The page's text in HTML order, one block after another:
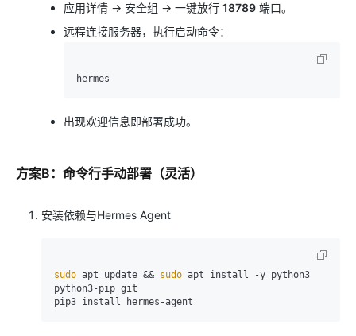
应用详情 → 安全组 → 一键放行 18789 端口。
远程连接服务器，执行启动命令：
出现欢迎信息即部署成功。
方案B：命令行手动部署（灵活）
安装依赖与Hermes Agent
sudo apt update && sudo apt install -y python3
python3-pip git